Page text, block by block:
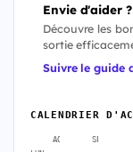
Envie d'aider ?
Découvre les
sortie
Suivre le guide
CALENDRIER
AOÛT SEPT.